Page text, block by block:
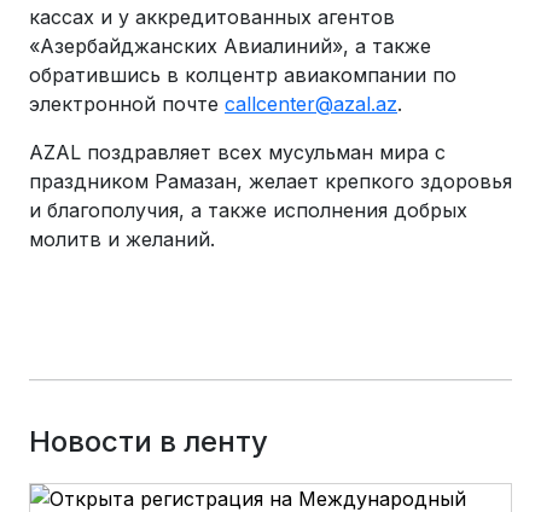
кассах и у аккредитованных агентов
«Азербайджанских Авиалиний», а также
обратившись в колцентр авиакомпании по
электронной почте callcenter@azal.az.
AZAL поздравляет всех мусульман мира с
праздником Рамазан, желает крепкого здоровья
и благополучия, а также исполнения добрых
молитв и желаний.
Новости в ленту